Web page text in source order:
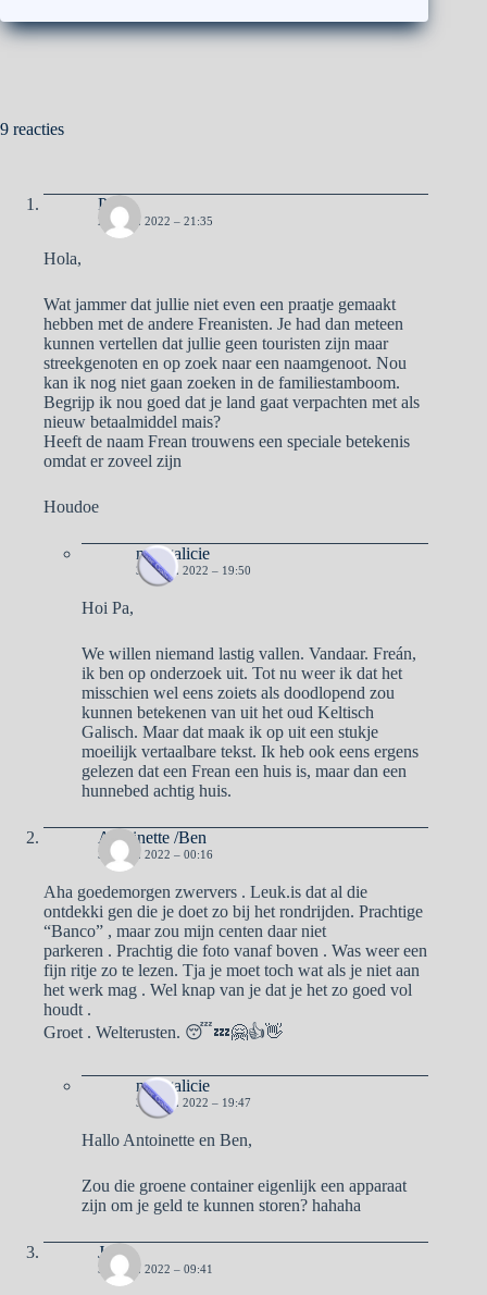
9 reacties
Pa
2 APRIL 2022 – 21:35
Hola,
Wat jammer dat jullie niet even een praatje gemaakt
hebben met de andere Freanisten. Je had dan meteen
kunnen vertellen dat jullie geen touristen zijn maar
streekgenoten en op zoek naar een naamgenoot. Nou
kan ik nog niet gaan zoeken in de familiestamboom.
Begrijp ik nou goed dat je land gaat verpachten met als
nieuw betaalmiddel mais?
Heeft de naam Frean trouwens een speciale betekenis
omdat er zoveel zijn
Houdoe
naargalicie
3 APRIL 2022 – 19:50
Hoi Pa,
We willen niemand lastig vallen. Vandaar. Freán,
ik ben op onderzoek uit. Tot nu weer ik dat het
misschien wel eens zoiets als doodlopend zou
kunnen betekenen van uit het oud Keltisch
Galisch. Maar dat maak ik op uit een stukje
moeilijk vertaalbare tekst. Ik heb ook eens ergens
gelezen dat een Frean een huis is, maar dan een
hunnebed achtig huis.
Antoinette /Ben
3 APRIL 2022 – 00:16
Aha goedemorgen zwervers . Leuk.is dat al die
ontdekki gen die je doet zo bij het rondrijden. Prachtige
“Banco” , maar zou mijn centen daar niet
parkeren . Prachtig die foto vanaf boven . Was weer een
fijn ritje zo te lezen. Tja je moet toch wat als je niet aan
het werk mag . Wel knap van je dat je het zo goed vol
houdt .
Groet . Welterusten. 😴💤🤗👍👋
naargalicie
3 APRIL 2022 – 19:47
Hallo Antoinette en Ben,
Zou die groene container eigenlijk een apparaat
zijn om je geld te kunnen storen? hahaha
José
3 APRIL 2022 – 09:41